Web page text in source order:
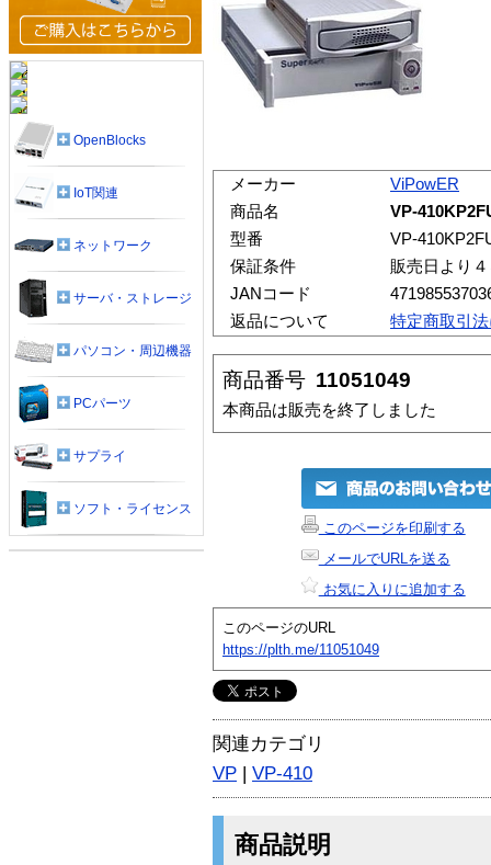
メーカー
ViPowER
商品名
VP-
型番
VP-
保証条件
販売日より
JANコード
返品について
特定商取引
商品番号 11051049
本商品は販売を終了しました
このページを印刷する
メールでURLを送る
お気に入りに追加する
このページのURL
https://plth.me/11051049
関連カテゴリ
VP | VP-410
商品説明
OpenBlocks
IoT関連
ネットワーク
サーバ・ストレージ
パソコン・周辺機器
PCパーツ
サプライ
ソフト・ライセンス